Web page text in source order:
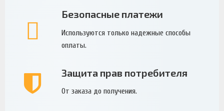
Безопасные платежи
Используются только надежные способы
оплаты.
Защита прав потребителя
От заказа до получения.